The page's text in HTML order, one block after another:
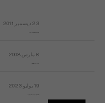
23 ديسمبر 2011
8 مارس 2008
19 يوليو 2023